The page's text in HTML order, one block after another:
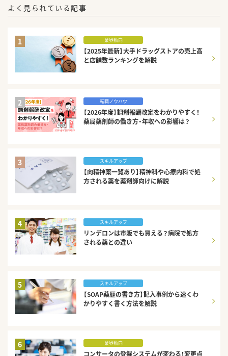
よく見られている記事
1 業界動向
【2025年最新】大手ドラッグストアの売上高
と店舗数ランキングを解説
2 転職ノウハウ
【2026年度】調剤報酬改定をわかりやすく！
薬局薬剤師の働き方・年収への影響は？
3 スキルアップ
【向精神薬一覧あり】精神科や心療内科で処
方される薬を薬剤師向けに解説
4 スキルアップ
リンデロンは市販でも買える？病院で処方
される薬との違い
5 スキルアップ
【SOAP薬歴の書き方】記入事例から速くわ
かりやすく書く方法を解説
6 業界動向